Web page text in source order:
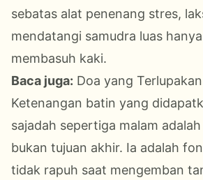
sebatas alat penenang stres,
mendatangi samudra luas
membasuh kaki.
Baca juga: Doa yang
Ketenangan batin yang
sajadah sepertiga malam
bukan tujuan akhir. Ia adalah
tidak rapuh saat mengemban